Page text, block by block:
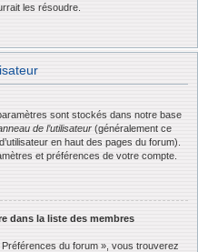
les résoudre.
sont stockés dans notre base
de l’utilisateur (généralement ce
en haut des pages du forum).
et préférences de votre compte.
dans la liste des membres
Préférences du forum », vous trouverez